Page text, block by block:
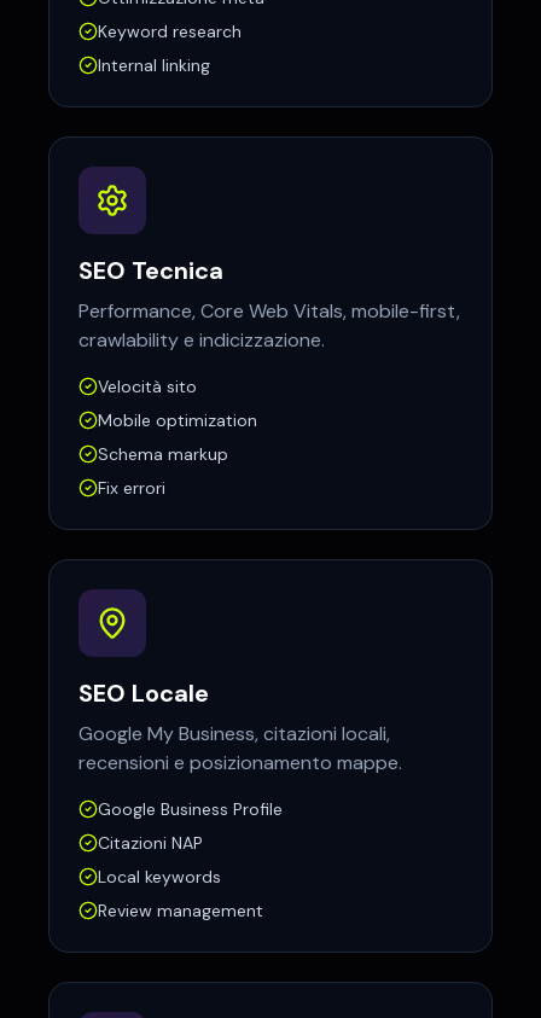
Keyword research
Internal linking
SEO Tecnica
Performance, Core Web Vitals, mobile-first,
crawlability e indicizzazione.
Velocità sito
Mobile optimization
Schema markup
Fix errori
SEO Locale
Google My Business, citazioni locali,
recensioni e posizionamento mappe.
Google Business Profile
Citazioni NAP
Local keywords
Review management